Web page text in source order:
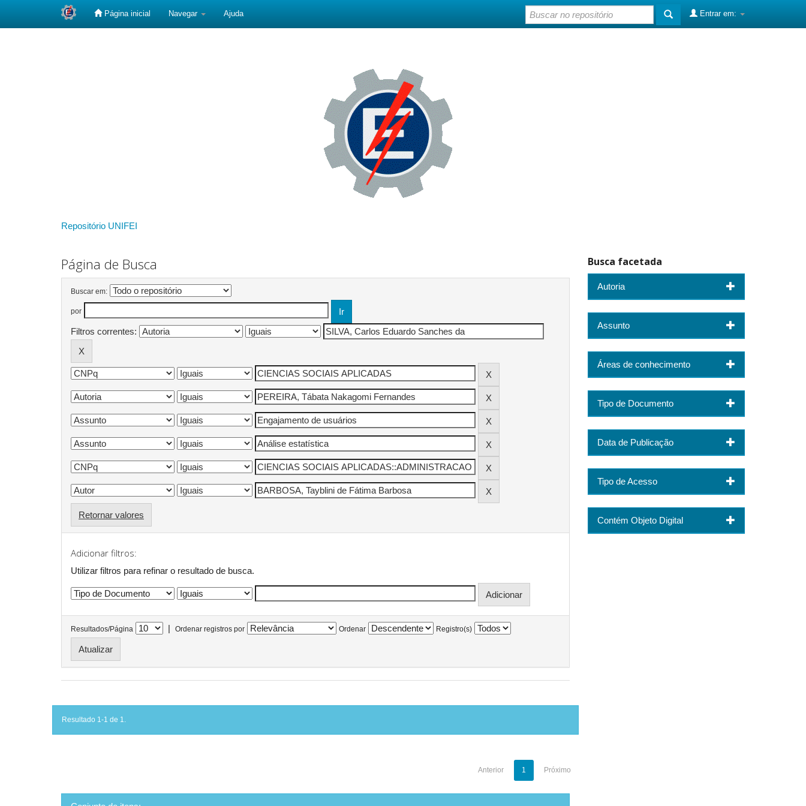
Página inicial Navegar Ajuda Entrar em:
Repositório UNIFEI
Página de Busca
Buscar em:
por
Filtros correntes:
Retornar valores
Adicionar filtros:
Utilizar filtros para refinar o resultado de busca.
Resultados/Página | Ordenar registros por Ordenar Registro(s)
Resultado 1-1 de 1.
Anterior 1 Próximo
Busca facetada
Autoria
Assunto
Áreas de conhecimento
Tipo de Documento
Data de Publicação
Tipo de Acesso
Contém Objeto Digital